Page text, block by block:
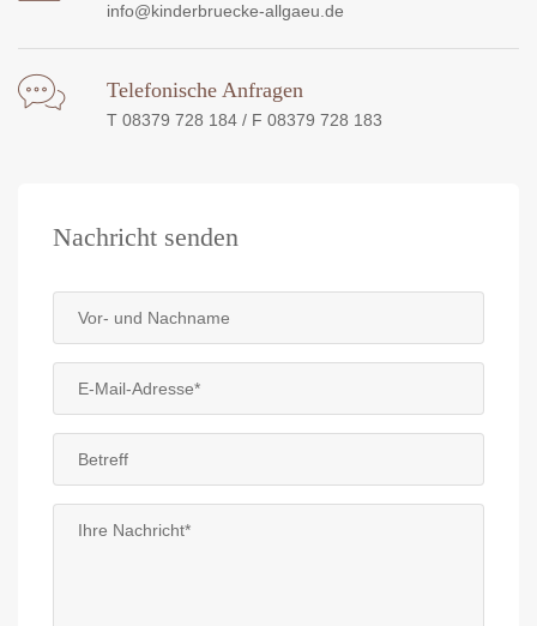
info@kinderbruecke-allgaeu.de
Telefonische Anfragen
T 08379 728 184 / F 08379 728 183
Nachricht senden